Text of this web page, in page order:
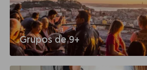
Grupos de 9+